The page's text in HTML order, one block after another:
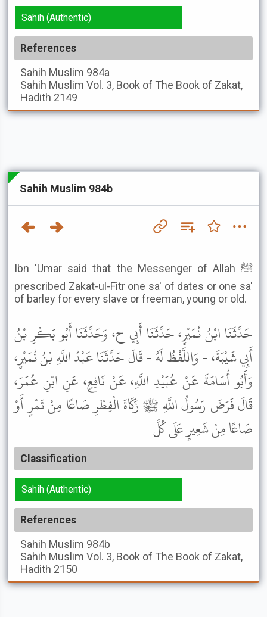
Sahih (Authentic)
References
Sahih Muslim 984a
Sahih Muslim Vol. 3, Book of The Book of Zakat,
Hadith 2149
Sahih Muslim 984b
Ibn 'Umar said that the Messenger of Allah ﷺ
prescribed Zakat-ul-Fitr one sa' of dates or one sa'
of barley for every slave or freeman, young or old.
حَدَّثَنَا ابْنُ نُمَيْرٍ، حَدَّثَنَا أَبِي ح، وَحَدَّثَنَا أَبُو بَكْرِ بْنُ
أَبِي شَيْبَةَ، - وَاللَّفْظُ لَهُ - قَالَ حَدَّثَنَا عَبْدُ اللَّهِ بْنُ نُمَيْرٍ،
وَأَبُو أُسَامَةَ عَنْ عُبَيْدِ اللَّهِ، عَنْ نَافِعٍ، عَنِ ابْنِ عُمَرَ،
قَالَ فَرَضَ رَسُولُ اللَّهِ ﷺ زَكَاةَ الْفِطْرِ صَاعًا مِنْ تَمْرٍ أَوْ
صَاعًا مِنْ شَعِيرٍ عَلَى كُلِّ
Classification
Sahih (Authentic)
References
Sahih Muslim 984b
Sahih Muslim Vol. 3, Book of The Book of Zakat,
Hadith 2150